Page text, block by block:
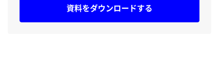
資料をダウンロードする